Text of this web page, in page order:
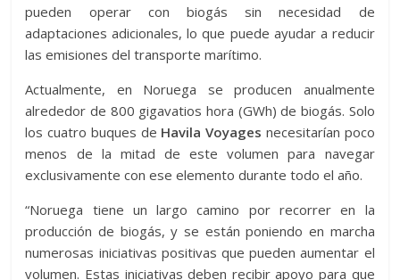
pueden operar con biogás sin necesidad de
adaptaciones adicionales, lo que puede ayudar a reducir
las emisiones del transporte marítimo.
Actualmente, en Noruega se producen anualmente
alrededor de 800 gigavatios hora (GWh) de biogás. Solo
los cuatro buques de Havila Voyages necesitarían poco
menos de la mitad de este volumen para navegar
exclusivamente con ese elemento durante todo el año.
“Noruega tiene un largo camino por recorrer en la
producción de biogás, y se están poniendo en marcha
numerosas iniciativas positivas que pueden aumentar el
volumen. Estas iniciativas deben recibir apoyo para que